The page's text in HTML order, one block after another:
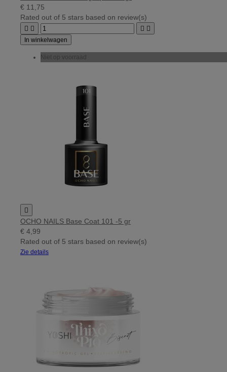
€ 11,75
Rated out of 5 stars based on review(s)
   
In winkelwagen
Niet op voorraad

OCHO NAILS Base Coat 101 -5 gr
€ 4,99
Rated out of 5 stars based on review(s)
Zie details